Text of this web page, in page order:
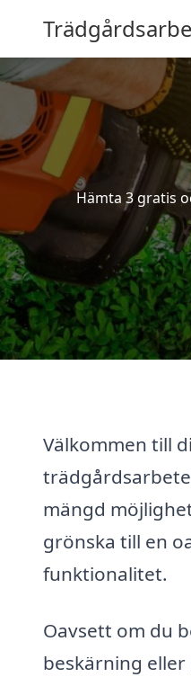
Hämta 3 gratis
Välkommen till
mängd
grönska till en
funktionalitet.
Oavsett om du
beskärning